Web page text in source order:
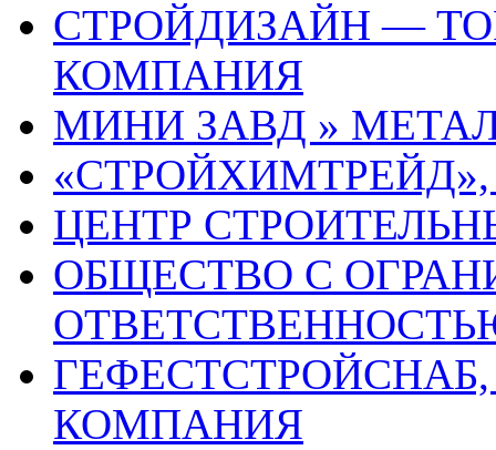
СТРОЙДИЗАЙН —
КОМПАНИЯ
МИНИ ЗАВД »
ЦЕНТР
ОБЩЕСТВО С
КОМПАНИЯ